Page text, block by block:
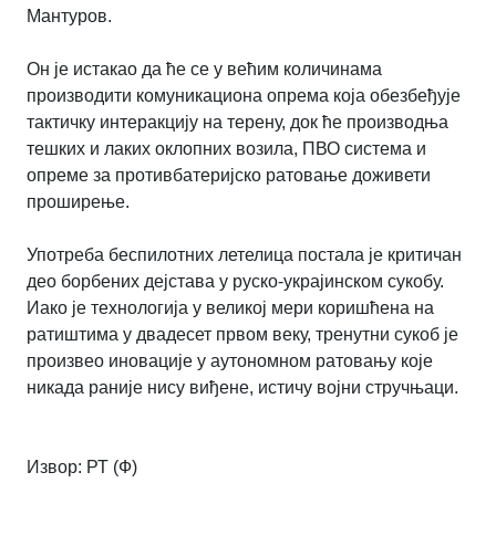
Мантуров.
Он је истакао да ће се у већим количинама
производити комуникациона опрема која обезбеђује
тактичку интеракцију на терену, док ће производња
тешких и лаких оклопних возила, ПВО система и
опреме за противбатеријско ратовање доживети
проширење.
Употреба беспилотних летелица постала је критичан
део борбених дејстава у руско-украјинском сукобу.
Иако је технологија у великој мери коришћена на
ратиштима у двадесет првом веку, тренутни сукоб је
произвео иновације у аутономном ратовању које
никада раније нису виђене, истичу војни стручњаци.
Извор: РТ (Ф)